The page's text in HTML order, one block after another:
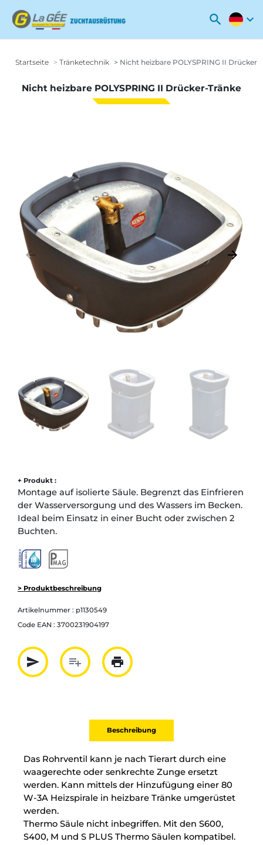
search expand_more
Startseite Tränketechnik Nicht heizbare POLYSPRING II Drücker-
Nicht heizbare POLYSPRING II Drücker-Tränke
Zurück
arrow_backward Weiter
arrow_forward
+ Produkt :
Montage auf isolierte Säule. Begrenzt das Einfrieren
der Wasserversorgung und des Wassers im Becken.
Ideal beim Einsatz in einer Bucht oder zwischen 2
Buchten.
> Produktbeschreibung
Artikelnummer : p1130549
Code EAN : 3700231904197
send
Partager par mail
playlist_add
Ajouter à la liste
print
Imprimer
Beschreibung
Das Rohrventil kann je nach Tierart durch eine
waagerechte oder senkrechte Zunge ersetzt
werden. Kann mittels der Hinzufügung einer 80
W-3A Heizspirale in heizbare Tränke umgerüstet
werden.
Thermo Säule nicht inbegriffen. Mit den S600,
S400, M und S PLUS Thermo Säulen kompatibel.